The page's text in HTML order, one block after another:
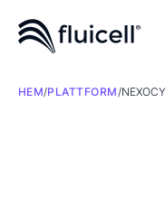
HEM/PLATTFORM /